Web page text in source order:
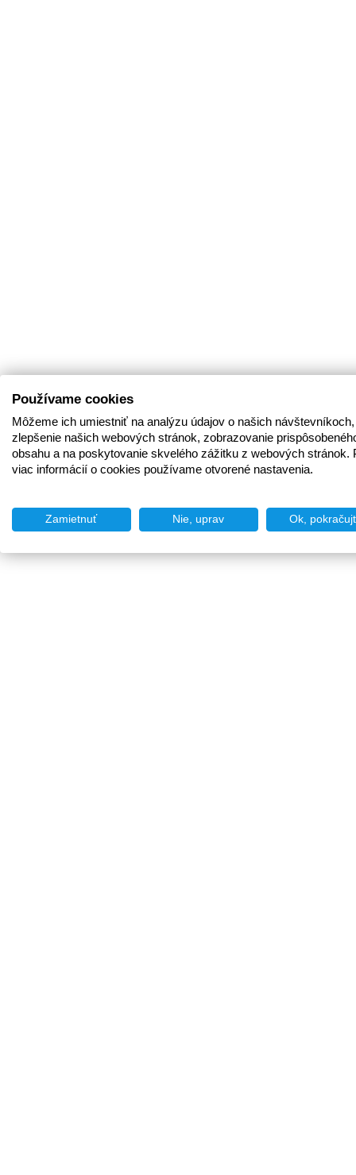
Používame cookies
Môžeme ich umiestniť na analýzu údajov o našich
zlepšenie našich webových stránok, zobrazovanie
obsahu a na poskytovanie skvelého zážitku z webových stránok.
viac informácií o cookies používame otvorené nastavenia.
Zamietnuť Nie, uprav Ok,